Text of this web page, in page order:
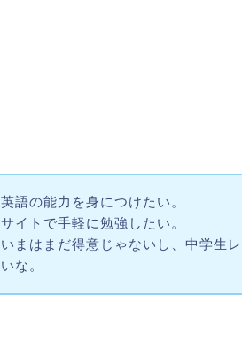
英語の能力を身につけたい。
サイトで手軽に勉強したい。
いまはまだ得意じゃないし、中学生
いな。